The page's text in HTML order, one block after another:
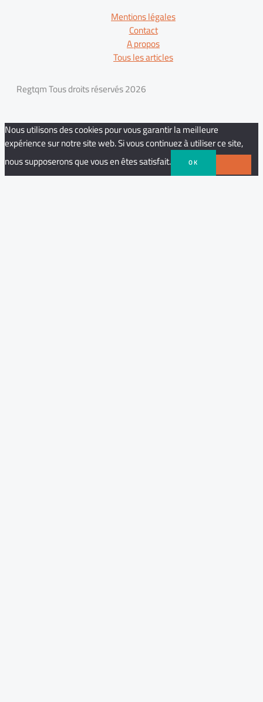
Mentions légales
Contact
A propos
Tous les articles
Regtqm Tous droits réservés 2026
Nous utilisons des cookies pour vous garantir la meilleure
expérience sur notre site web. Si vous continuez à utiliser ce site,
nous supposerons que vous en êtes satisfait.
OK